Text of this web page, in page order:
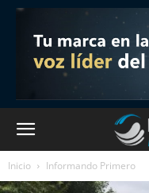
Inicio Informando Primero